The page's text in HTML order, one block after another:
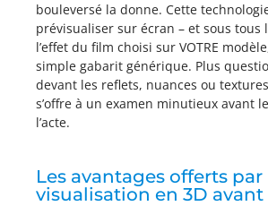
bouleversé la donne. Cette
prévisualiser sur écran – et sous tous
l’effet du film choisi sur VOTRE
simple gabarit générique. Plus
devant les reflets, nuances ou
s’offre à un examen minutieux avant
l’acte.
Les avantages offerts par
visualisation en 3D avant